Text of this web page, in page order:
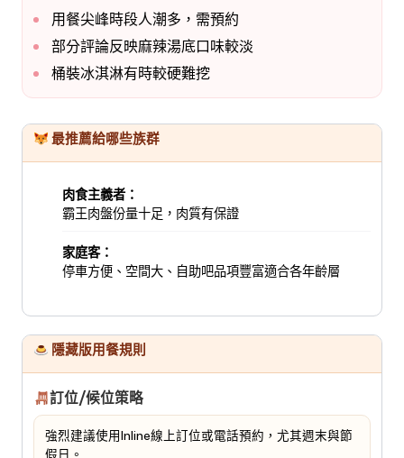
用餐尖峰時段人潮多，需預約
部分評論反映麻辣湯底口味較淡
桶裝冰淇淋有時較硬難挖
最推薦給哪些族群
肉食主義者：
霸王肉盤份量十足，肉質有保證
家庭客：
停車方便、空間大、自助吧品項豐富適合各年齡層
隱藏版用餐規則
訂位/候位策略
強烈建議使用Inline線上訂位或電話預約，尤其週末與節